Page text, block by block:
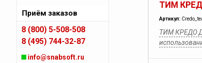
ТИМ
Артикул:
ТИМ КРЕДО
Приём заказов
8 (800) 5-508-508
8 (495) 744-32-87
info@snabsoft.ru